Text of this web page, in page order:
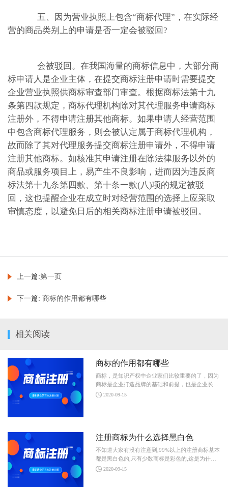
五、因为营业执照上包含“商标代理”，在实际经
营的商品类别上的申请是否一定会被驳回?
会被驳回。在我国海量的商标信息中，大部分商
标申请人是企业主体，在提交商标注册申请时需要提交
企业营业执照供商标审查部门审查。根据商标法第十九
条第四款规定，商标代理机构除对其代理服务申请商标
注册外，不得申请注册其他商标。如果申请人经营范围
中包含商标代理服务，则会被认定属于商标代理机构，
故而除了其对代理服务提交商标注册申请外，不得申请
注册其他商标。如核准其申请注册在除法律服务以外的
商品或服务项目上，易产生不良影响，进而因为违反商
标法第十九条第四款、第十条一款(八)项的规定被驳
回，这也提醒企业在成立时对经营范围的选择上应采取
审慎态度，以避免日后的相关商标注册申请被驳回。
上一篇:第一页
下一篇: 商标的作用都有哪些
相关阅读
商标的作用都有哪些
商标，是知识产权中企业家们比较重要的了，因为
商标是企业打造品牌的基础和前提，也是企业长期
2020-09-15
注册商标为什么选择黑白色
不知道大家有没有注意到,99%以上的注册商标基本
都是黑白色的,只有少数商标是彩色的,这是为什么
2020-09-15